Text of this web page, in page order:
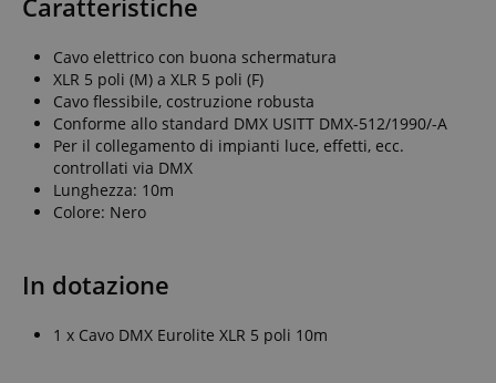
Caratteristiche
Cavo elettrico con buona schermatura
XLR 5 poli (M) a XLR 5 poli (F)
Cavo flessibile, costruzione robusta
Conforme allo standard DMX USITT DMX-512/1990/-A
Per il collegamento di impianti luce, effetti, ecc.
controllati via DMX
Lunghezza: 10m
Colore: Nero
In dotazione
1 x Cavo DMX Eurolite XLR 5 poli 10m